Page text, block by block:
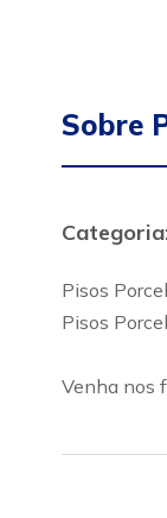
Sobre
Pisos
Pisos
Venha nos